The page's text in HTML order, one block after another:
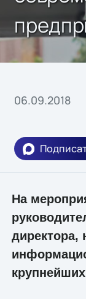
06.09.2018
На
директора,